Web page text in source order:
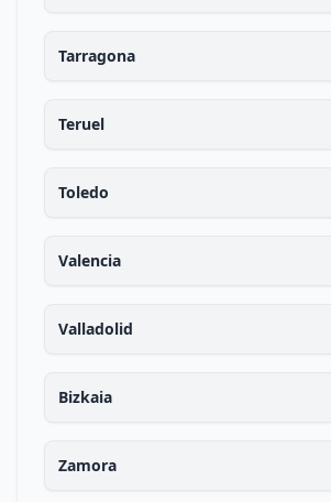
Tarragona
Teruel
Toledo
Valencia
Valladolid
Bizkaia
Zamora